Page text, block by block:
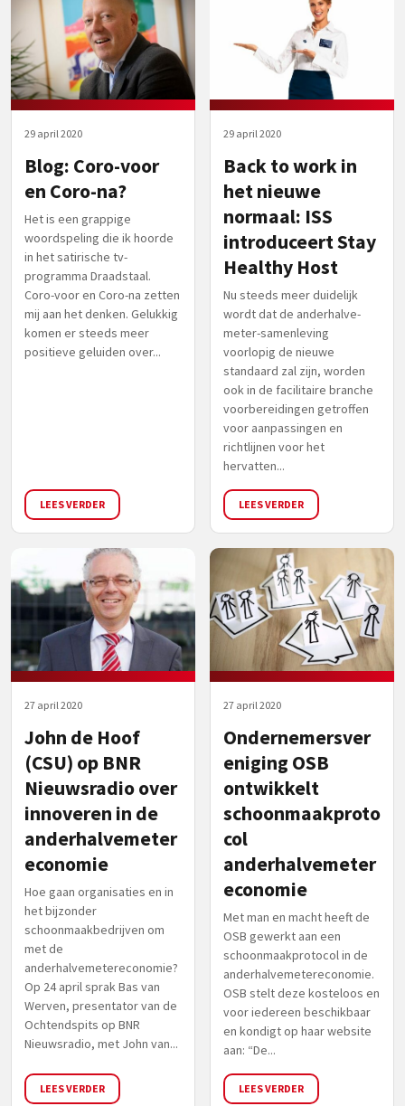
29 april 2020
Blog: Coro-voor
en Coro-na?
Het is een grappige
woordspeling die ik hoorde
in het satirische tv-
programma Draadstaal.
Coro-voor en Coro-na zetten
mij aan het denken. Gelukkig
komen er steeds meer
positieve geluiden over...
LEES VERDER
29 april 2020
Back to work in
het nieuwe
normaal: ISS
introduceert Stay
Healthy Host
Nu steeds meer duidelijk
wordt dat de anderhalve-
meter-samenleving
voorlopig de nieuwe
standaard zal zijn, worden
ook in de facilitaire branche
voorbereidingen getroffen
voor aanpassingen en
richtlijnen voor het
hervatten...
LEES VERDER
27 april 2020
John de Hoof
(CSU) op BNR
Nieuwsradio over
innoveren in de
anderhalvemeter
economie
Hoe gaan organisaties en in
het bijzonder
schoonmaakbedrijven om
met de
anderhalvemetereconomie?
Op 24 april sprak Bas van
Werven, presentator van de
Ochtendspits op BNR
Nieuwsradio, met John van...
LEES VERDER
27 april 2020
Ondernemersver
eniging OSB
ontwikkelt
schoonmaakproto
col
anderhalvemeter
economie
Met man en macht heeft de
OSB gewerkt aan een
schoonmaakprotocol in de
anderhalvemetereconomie.
OSB stelt deze kosteloos en
voor iedereen beschikbaar
en kondigt op haar website
aan: “De...
LEES VERDER